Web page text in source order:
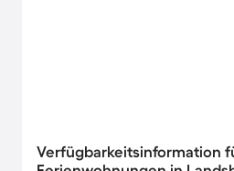
Verfügbarkeitsinformation